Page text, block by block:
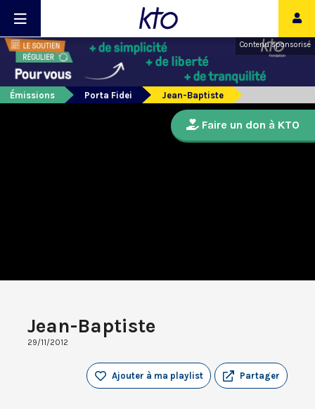
Contenu sponsorisé
Émissions Porta Fidei Jean-Baptiste
Jean-Baptiste
29/11/2012
Partager
Ajouter à ma playlist
Faire un don à KTO